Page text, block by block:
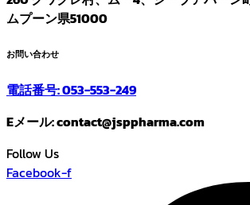
ムプーン県51000
お問い合わせ
電話番号: 053-553-249
Eメール: contact@jsppharma.com
Follow Us
Facebook-f